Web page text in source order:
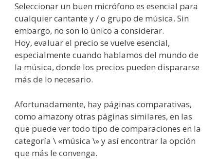
Seleccionar un buen micrófono es esencial para
cualquier cantante y / o grupo de música. Sin
embargo, no son lo único a considerar.
Hoy, evaluar el precio se vuelve esencial,
especialmente cuando hablamos del mundo de
la música, donde los precios pueden dispararse
más de lo necesario.
Afortunadamente, hay páginas comparativas,
como amazony otras páginas similares, en las
que puede ver todo tipo de comparaciones en la
categoría \ «música \» y así encontrar la opción
que más le convenga.